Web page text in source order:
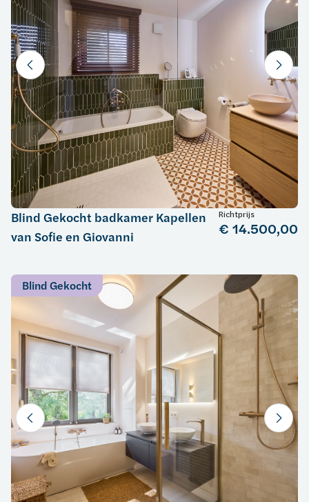
Blind Gekocht badkamer Kapellen
van Sofie en Giovanni
Richtprijs
€ 14.500,00
Blind Gekocht